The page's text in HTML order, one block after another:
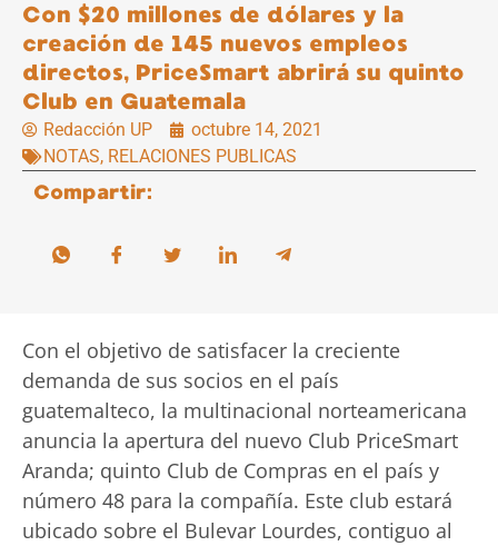
Con $20 millones de dólares y la
creación de 145 nuevos empleos
directos, PriceSmart abrirá su quinto
Club en Guatemala
Redacción UP
octubre 14, 2021
NOTAS, RELACIONES PUBLICAS
Compartir:
Con el objetivo de satisfacer la creciente
demanda de sus socios en el país
guatemalteco, la multinacional norteamericana
anuncia la apertura del nuevo Club PriceSmart
Aranda; quinto Club de Compras en el país y
número 48 para la compañía. Este club estará
ubicado sobre el Bulevar Lourdes, contiguo al